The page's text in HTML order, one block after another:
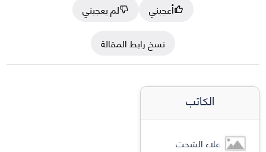
أعجبني
لم يعجبني
نسخ رابط المقالة
الكاتب
علاء الشحت